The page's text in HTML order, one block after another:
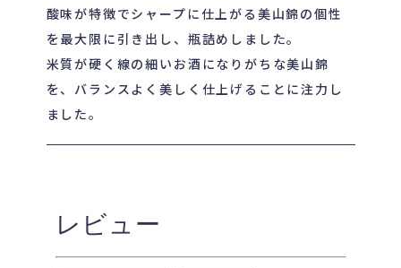
酸味が特徴でシャープに仕上がる美山錦の個性
を最大限に引き出し、瓶詰めしました。
米質が硬く線の細いお酒になりがちな美山錦
を、バランスよく美しく仕上げることに注力し
ました。
レビュー